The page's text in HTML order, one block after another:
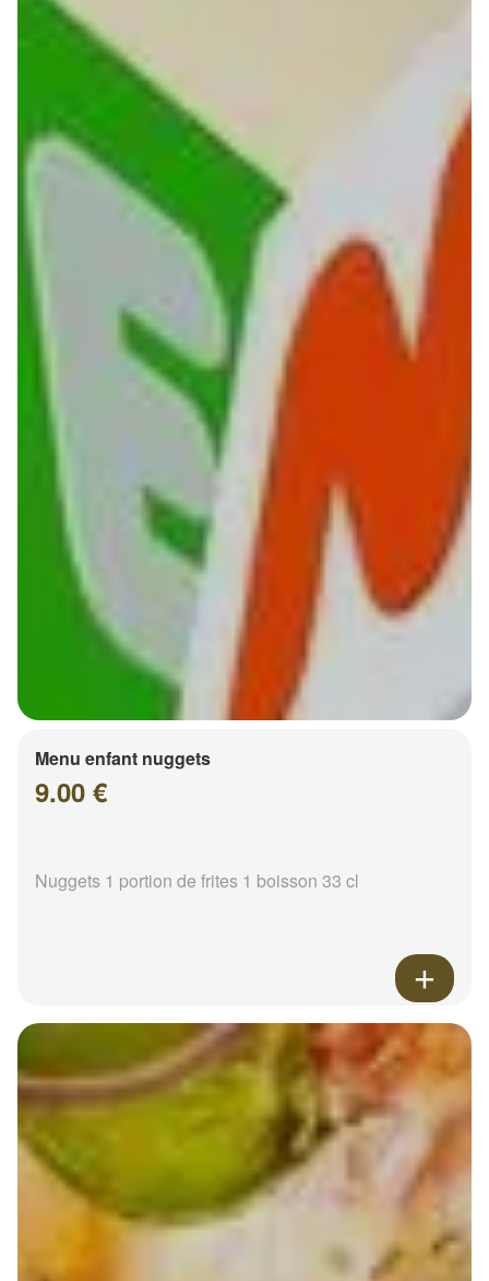
Menu enfant nuggets
9.00 €
Nuggets 1 portion de frites 1 boisson 33 cl